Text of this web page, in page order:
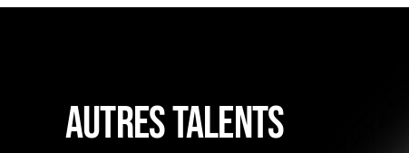
AUTRES TALENTS